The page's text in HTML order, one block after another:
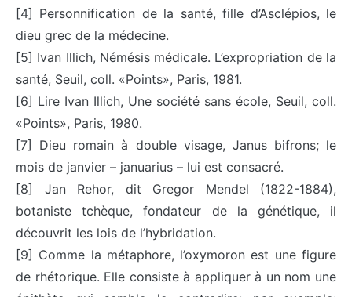
[4] Personnification de la santé, fille d’Asclépios, le
dieu grec de la médecine.
[5] Ivan Illich, Némésis médicale. L’expropriation de la
santé, Seuil, coll. «Points», Paris, 1981.
[6] Lire Ivan Illich, Une société sans école, Seuil, coll.
«Points», Paris, 1980.
[7] Dieu romain à double visage, Janus bifrons; le
mois de janvier – januarius – lui est consacré.
[8] Jan Rehor, dit Gregor Mendel (1822-1884),
botaniste tchèque, fondateur de la génétique, il
découvrit les lois de l’hybridation.
[9] Comme la métaphore, l’oxymoron est une figure
de rhétorique. Elle consiste à appliquer à un nom une